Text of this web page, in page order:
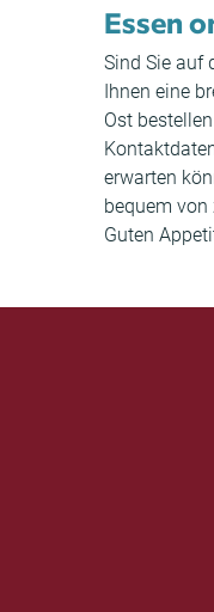
Essen
Sind Sie auf
Ihnen eine
Ost
erwarten
bequem von
Guten